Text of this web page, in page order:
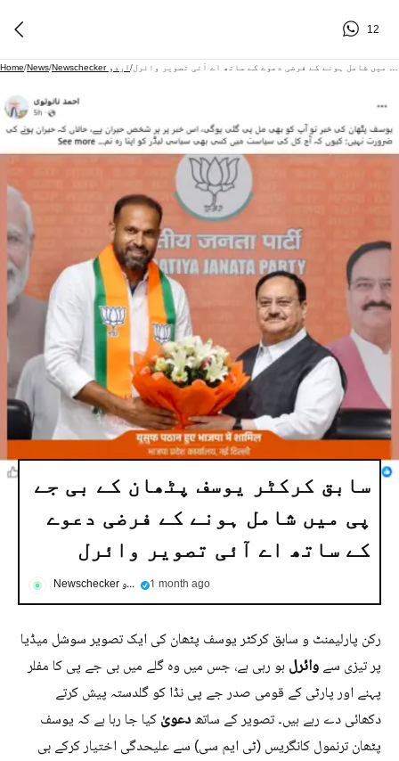
12
Home/News/ Newschecker اردو/
سابق کرکٹر یوسف پٹھان کے بی جے
پی میں شامل ہونے کے فرضی دعوے
کے ساتھ اے آئی تصویر وائرل
Newschecker اردو 1 month ago
رکن پارلیمنٹ و سابق کرکٹر یوسف پٹھان کی ایک تصویر سوشل میڈیا
پر تیزی سےوائرل ہو رہی ہے، جس میں وہ گلے میں بی جے پی کا مفلر
پہنے اور پارٹی کے قومی صدر جے پی نڈا کو گلدستہ پیش کرتے
دکھائی دے رہے ہیں۔ تصویر کے ساتھدعویٰکیا جا رہا ہے کہ یوسف
پٹھان ترنمول کانگریس (ٹی ایم سی) سے علیحدگی اختیار کرکے بی